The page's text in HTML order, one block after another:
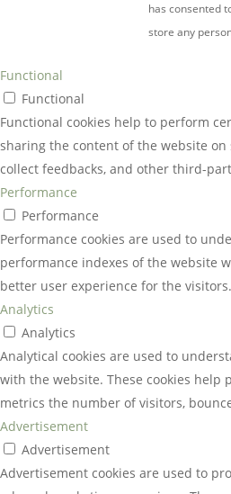
has consented
store any
Functional
Functional
Functional cookies help to perform
sharing the content of the website
collect feedbacks, and other third-
Performance
Performance
Performance cookies are used to
performance indexes of the website
better user experience for the visitors.
Analytics
Analytics
Analytical cookies are used to
with the website. These cookies help
metrics the number of visitors,
Advertisement
Advertisement
Advertisement cookies are used to